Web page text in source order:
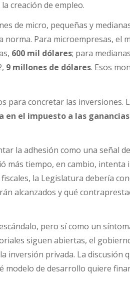
creación de empleo.
de micro, pequeñas y
norma. Para microempresas, el
600 mil dólares; para
9 millones de dólares. Esos
para concretar las inversiones.
en el impuesto a las ganancias
la adhesión como una señal
más tiempo, en cambio, intenta
la Legislatura debería
alcanzados y qué
pero sí como un
siguen abiertas, el
inversión privada. La discusión
modelo de desarrollo quiere